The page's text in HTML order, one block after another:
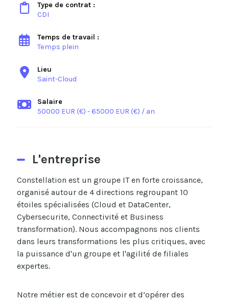
Type de contrat :
CDI
Temps de travail :
Temps plein
Lieu
Saint-Cloud
Salaire
50000 EUR (€) - 65000 EUR (€) / an
L'entreprise
Constellation est un groupe IT en forte croissance,
organisé autour de 4 directions regroupant 10
étoiles spécialisées (Cloud et DataCenter,
Cybersecurite, Connectivité et Business
transformation). Nous accompagnons nos clients
dans leurs transformations les plus critiques, avec
la puissance d'un groupe et l'agilité de filiales
expertes.
Notre métier est de concevoir et d’opérer des